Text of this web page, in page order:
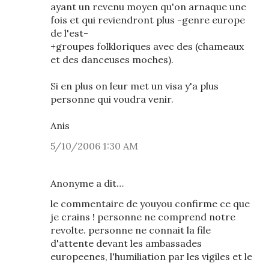
ayant un revenu moyen qu'on arnaque une
fois et qui reviendront plus -genre europe
de l'est-
+groupes folkloriques avec des (chameaux
et des danceuses moches).
Si en plus on leur met un visa y'a plus
personne qui voudra venir.
Anis
5/10/2006 1:30 AM
Anonyme a dit…
le commentaire de youyou confirme ce que
je crains ! personne ne comprend notre
revolte. personne ne connait la file
d'attente devant les ambassades
europeenes, l'humiliation par les vigiles et le